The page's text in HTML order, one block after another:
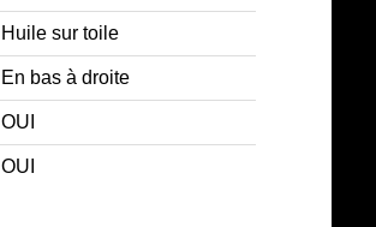
Huile sur toile
En bas à droite
OUI
OUI